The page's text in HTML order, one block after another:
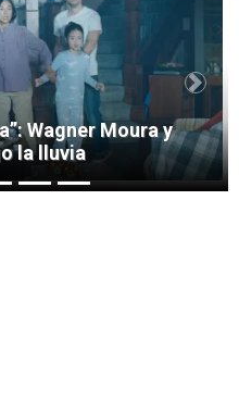
Wagner Moura y
la lluvia
Next